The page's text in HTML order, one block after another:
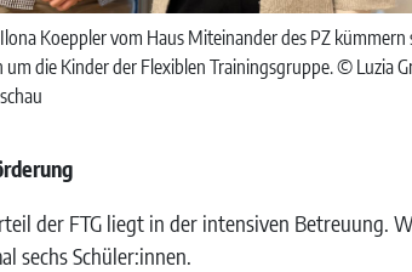
Koeppler vom Haus Miteinander des PZ
um die Kinder der Flexiblen Trainingsgruppe. © Luzia
der FTG liegt in der intensiven Betreuung.
sechs Schüler:innen.